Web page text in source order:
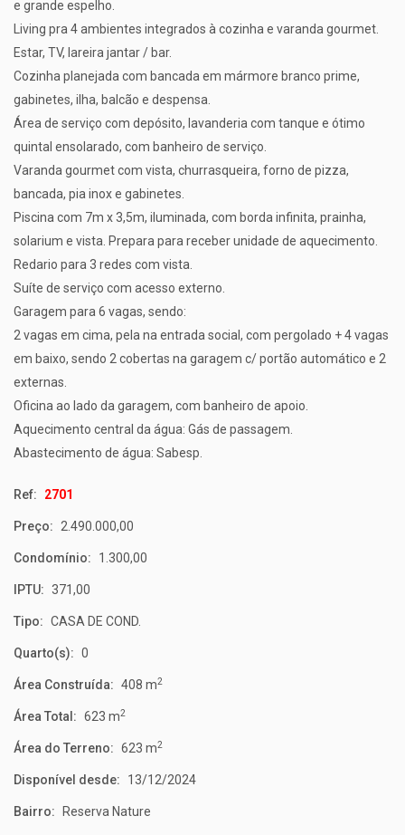
e grande espelho.
Living pra 4 ambientes integrados à cozinha e varanda gourmet.
Estar, TV, lareira jantar / bar.
Cozinha planejada com bancada em mármore branco prime,
gabinetes, ilha, balcão e despensa.
Área de serviço com depósito, lavanderia com tanque e ótimo
quintal ensolarado, com banheiro de serviço.
Varanda gourmet com vista, churrasqueira, forno de pizza,
bancada, pia inox e gabinetes.
Piscina com 7m x 3,5m, iluminada, com borda infinita, prainha,
solarium e vista. Prepara para receber unidade de aquecimento.
Redario para 3 redes com vista.
Suíte de serviço com acesso externo.
Garagem para 6 vagas, sendo:
2 vagas em cima, pela na entrada social, com pergolado + 4 vagas
em baixo, sendo 2 cobertas na garagem c/ portão automático e 2
externas.
Oficina ao lado da garagem, com banheiro de apoio.
Aquecimento central da água: Gás de passagem.
Abastecimento de água: Sabesp.
Ref: 2701
Preço: 2.490.000,00
Condomínio: 1.300,00
IPTU: 371,00
Tipo: CASA DE COND.
Quarto(s): 0
Área Construída: 408 m2
Área Total: 623 m2
Área do Terreno: 623 m2
Disponível desde: 13/12/2024
Bairro: Reserva Nature